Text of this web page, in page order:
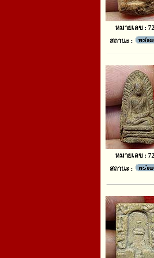
หมายเลข :
สถานะ :
หมายเลข :
สถานะ :